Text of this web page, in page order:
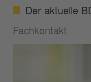
Der aktuelle
Fachkontakt